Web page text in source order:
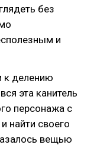
без
и
к делению
эта канитель
персонажа с
найти своего
вещью